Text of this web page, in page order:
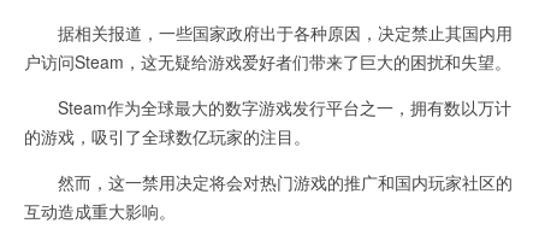
据相关报道，一些国家政府出于各种原因，决定禁止其国内用
户访问Steam，这无疑给游戏爱好者们带来了巨大的困扰和失望。
Steam作为全球最大的数字游戏发行平台之一，拥有数以万计
的游戏，吸引了全球数亿玩家的注目。
然而，这一禁用决定将会对热门游戏的推广和国内玩家社区的
互动造成重大影响。